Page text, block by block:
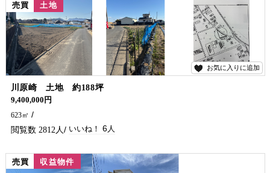
売買 土地
お気に入りに追加
川原崎 土地 約188坪
3角形の土地ですが、約188坪あるので広々使えます。
9,400,000円
623㎡
2812 6
売買 収益物件